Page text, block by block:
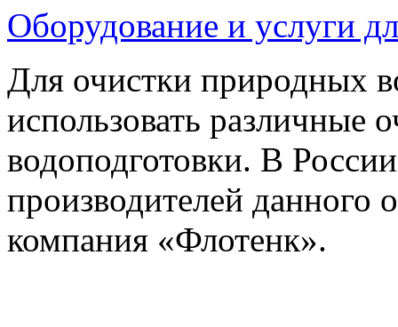
Оборудование и услуги
Для очистки природных
использовать различные
водоподготовки. В
производителей данного
компания «Флотенк».